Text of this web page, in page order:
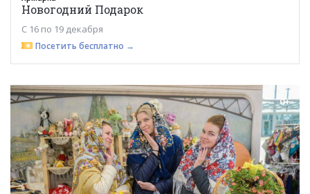
Новогодний Подарок
С 16 по 19 декабря
Посетить бесплатно →
0+